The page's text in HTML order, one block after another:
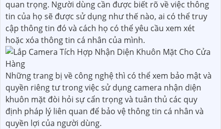
quan trọng. Người dùng cần được biết rõ về việc thông
tin của họ sẽ được sử dụng như thế nào, ai có thể truy
cập thông tin đó và cách họ có thể yêu cầu xem xét
hoặc xóa thông tin cá nhân của mình.
Những trang bị về công nghệ thì có thể xem bảo mật và
quyền riêng tư trong việc sử dụng camera nhận diện
khuôn mặt đòi hỏi sự cẩn trọng và tuân thủ các quy
định pháp lý liên quan để bảo vệ thông tin cá nhân và
quyền lợi của người dùng.